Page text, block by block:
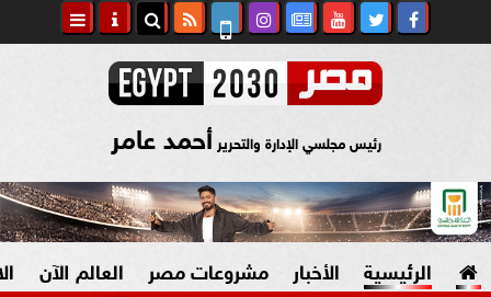
رئيس مجلسي الإدارة والتحرير أحمد عامر
الرئيسية الأخبار مشروعات مصر العالم الآن